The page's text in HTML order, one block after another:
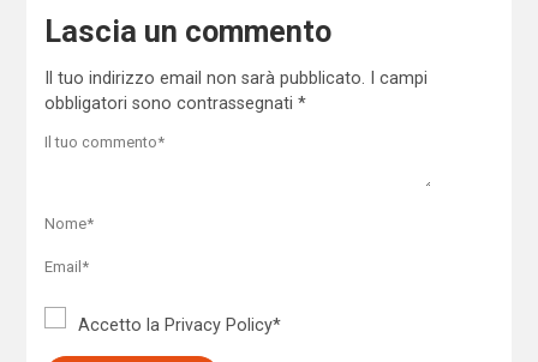
Lascia un commento
Il tuo indirizzo email non sarà pubblicato.
I campi
obbligatori sono contrassegnati *
Accetto la Privacy Policy*